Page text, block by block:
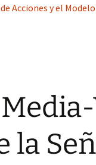
Acciones y el
la